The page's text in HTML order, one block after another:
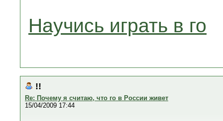
Научись играть в го
!!
Re: Почему я считаю, что го в России живет
15/04/2009 17:44